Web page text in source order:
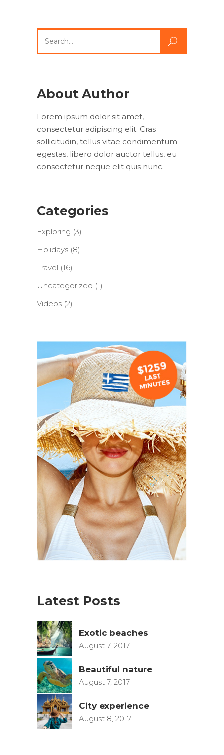
for:
About Author
Lorem ipsum dolor sit amet,
consectetur adipiscing elit. Cras
sollicitudin, tellus vitae condimentum
egestas, libero dolor auctor tellus, eu
consectetur neque elit quis nunc.
Categories
Exploring (3)
Holidays (8)
Travel (16)
Uncategorized (1)
Videos (2)
Latest Posts
Exotic beaches
August 7, 2017
Beautiful nature
August 7, 2017
City experience
August 8, 2017